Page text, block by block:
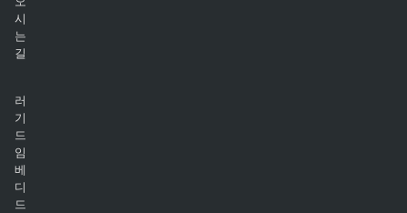
시
는
길
러
기
드
임
베
디
드